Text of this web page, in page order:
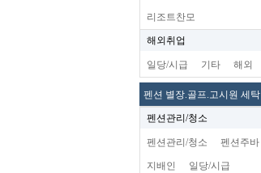
리조트찬모
해외취업
일당/시급 기타 해외
펜션 별장.골프.고시원 세탁
펜션관리/청소
펜션관리/청소 펜션주바
지배인 일당/시급